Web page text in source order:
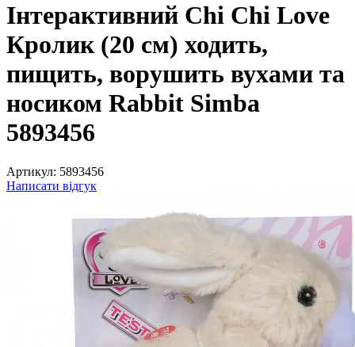
Інтерактивний Chi Chi Love
Кролик (20 см) ходить,
пищить, ворушить вухами та
носиком Rabbit Simba
5893456
Артикул: 5893456
Написати відгук